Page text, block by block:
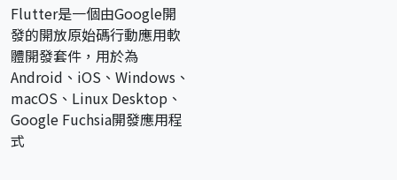
Flutter是一個由Google開
發的開放原始碼行動應用軟
體開發套件，用於為
Android、iOS、Windows、
macOS、Linux Desktop、
Google Fuchsia開發應用程
式